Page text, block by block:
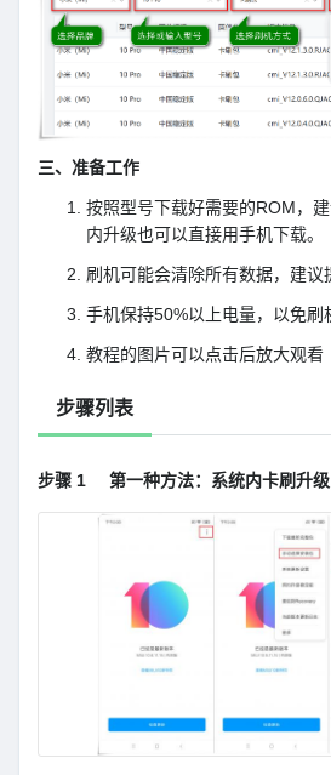
三、准备工作
按照型号下载好需要的ROM，
内升级也可以直接用手机下载。
刷机可能会清除所有数据，建议
手机保持50%以上电量，以免刷
教程的图片可以点击后放大观看
步骤列表
步骤 1 第一种方法：系统内卡刷升级